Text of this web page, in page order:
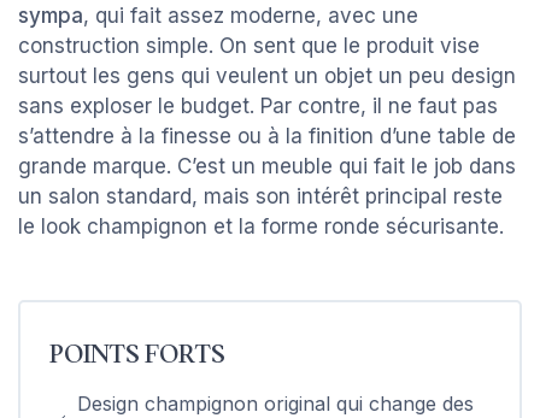
sympa, qui fait assez moderne, avec une
construction simple. On sent que le produit vise
surtout les gens qui veulent un objet un peu design
sans exploser le budget. Par contre, il ne faut pas
s’attendre à la finesse ou à la finition d’une table de
grande marque. C’est un meuble qui fait le job dans
un salon standard, mais son intérêt principal reste
le look champignon et la forme ronde sécurisante.
POINTS FORTS
Design champignon original qui change des